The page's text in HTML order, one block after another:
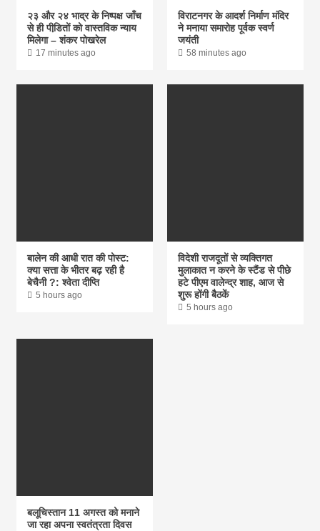
२३ और २४ भाद्र के निष्पक्ष जाँच
से ही पीडि़तों को वास्तविक न्याय
मिलेगा – शंकर पोखरेल
17 minutes ago
विराटनगर के आदर्श निर्माण मंदिर
ने मनाया समारोह पूर्वक स्वर्ण
जयंती
58 minutes ago
बालेन की आधी रात की पोस्ट:
क्या सत्ता के भीतर बढ़ रही है
बेचैनी ?: श्वेता दीप्ति
5 hours ago
विदेशी राजदूतों से व्यक्तिगत
मुलाकात न करने के स्टैंड से पीछे
हटे पीएम वालेन्द्र शाह, आज से
शुरू होंगी बैठकें
5 hours ago
बलूचिस्तान 11 अगस्त को मनाने
जा रहा अपना स्वतंत्रता दिवस